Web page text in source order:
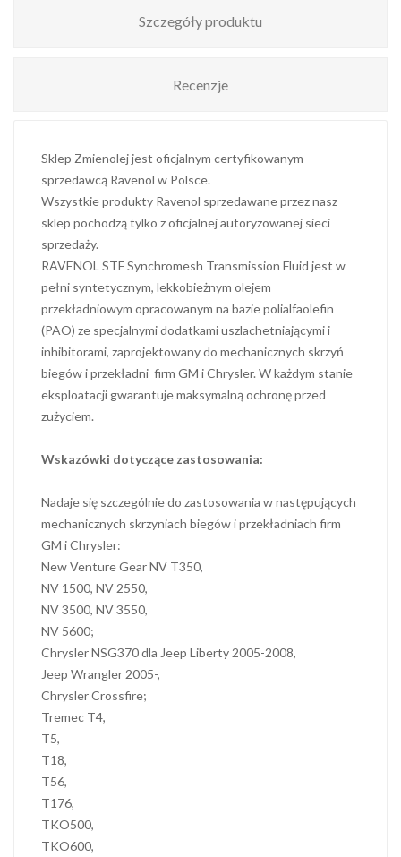
Szczegóły produktu
Recenzje
Sklep Zmienolej jest oficjalnym certyfikowanym
sprzedawcą Ravenol w Polsce.
Wszystkie produkty Ravenol sprzedawane przez nasz
sklep pochodzą tylko z oficjalnej autoryzowanej sieci
sprzedaży.
RAVENOL STF Synchromesh Transmission Fluid jest w
pełni syntetycznym, lekkobieżnym olejem
przekładniowym opracowanym na bazie polialfaolefin
(PAO) ze specjalnymi dodatkami uszlachetniającymi i
inhibitorami, zaprojektowany do mechanicznych skrzyń
biegów i przekładni firm GM i Chrysler. W każdym stanie
eksploatacji gwarantuje maksymalną ochronę przed
zużyciem.
Wskazówki dotyczące zastosowania:
Nadaje się szczególnie do zastosowania w następujących
mechanicznych skrzyniach biegów i przekładniach firm
GM i Chrysler:
New Venture Gear NV T350,
NV 1500, NV 2550,
NV 3500, NV 3550,
NV 5600;
Chrysler NSG370 dla Jeep Liberty 2005-2008,
Jeep Wrangler 2005-,
Chrysler Crossfire;
Tremec T4,
T5,
T18,
T56,
T176,
TKO500,
TKO600,